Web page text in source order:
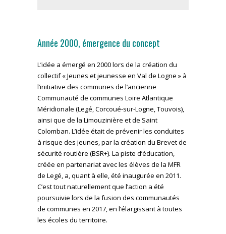
Année 2000, émergence du concept
L’idée a émergé en 2000 lors de la création du
collectif « Jeunes et jeunesse en Val de Logne » à
l’initiative des communes de l’ancienne
Communauté de communes Loire Atlantique
Méridionale (Legé, Corcoué-sur-Logne, Touvois),
ainsi que de la Limouzinière et de Saint
Colomban. L’idée était de prévenir les conduites
à risque des jeunes, par la création du Brevet de
sécurité routière (BSR+). La piste d’éducation,
créée en partenariat avec les élèves de la MFR
de Legé, a, quant à elle, été inaugurée en 2011.
C’est tout naturellement que l’action a été
poursuivie lors de la fusion des communautés
de communes en 2017, en l’élargissant à toutes
les écoles du territoire.